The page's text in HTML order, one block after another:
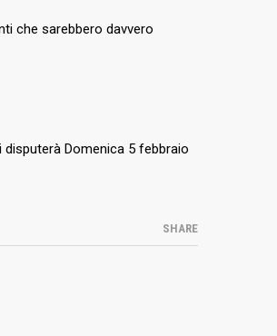
che sarebbero davvero
Domenica 5 febbraio
SHARE